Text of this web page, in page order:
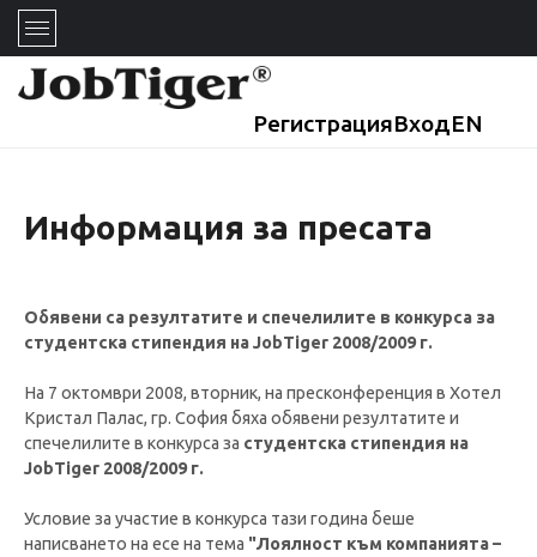
РегистрацияВходEN
Информация за пресата
Обявени са резултатите и спечелилите в конкурса за
студентска стипендия на JobTiger 2008/2009 г.
На 7 октомври 2008, вторник, на пресконференция в Хотел
Кристал Палас, гр. София бяха обявени резултатите и
спечелилите в конкурса за студентска стипендия на
JobTiger 2008/2009 г.
Условие за участие в конкурса тази година беше
написването на есе на тема "Лоялност към компанията –